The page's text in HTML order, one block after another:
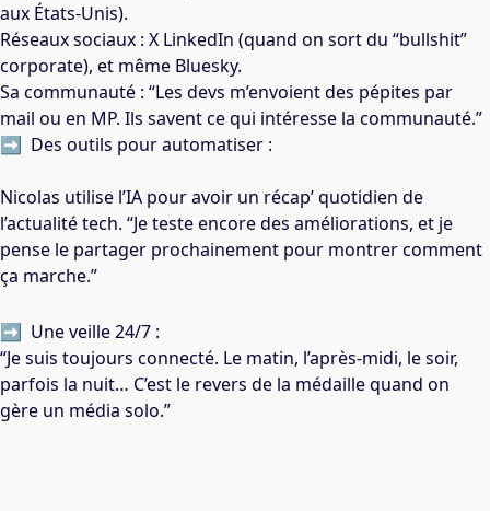
aux États-Unis).
Réseaux sociaux : X LinkedIn (quand on sort du “bullshit”
corporate), et même Bluesky.
Sa communauté : “Les devs m’envoient des pépites par
mail ou en MP. Ils savent ce qui intéresse la communauté.”
➡️ Des outils pour automatiser :
Nicolas utilise l’IA pour avoir un récap’ quotidien de
l’actualité tech. “Je teste encore des améliorations, et je
pense le partager prochainement pour montrer comment
ça marche.”
➡️ Une veille 24/7 :
“Je suis toujours connecté. Le matin, l’après-midi, le soir,
parfois la nuit… C’est le revers de la médaille quand on
gère un média solo.”